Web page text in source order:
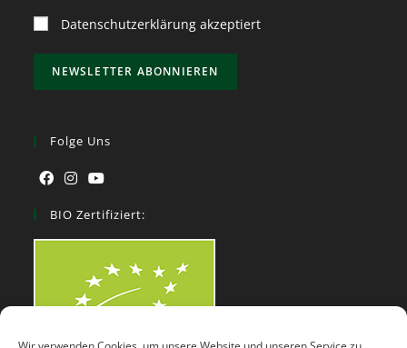
Datenschutzerklärung akzeptiert
Folge Uns
BIO Zertifiziert: